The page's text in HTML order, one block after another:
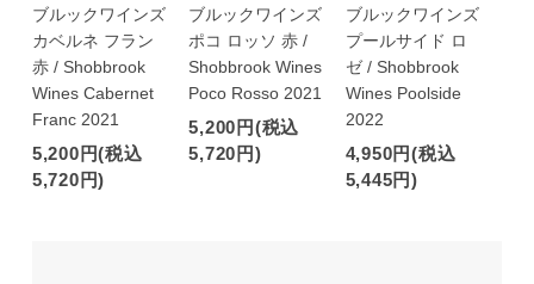
ブルックワインズ
カベルネ フラン
赤 / Shobbrook
Wines Cabernet
Franc 2021
5,200円(税込
5,720円)
ブルックワインズ
ポコ ロッソ 赤 /
Shobbrook Wines
Poco Rosso 2021
5,200円(税込
5,720円)
ブルックワインズ
プールサイド ロ
ゼ / Shobbrook
Wines Poolside
2022
4,950円(税込
5,445円)